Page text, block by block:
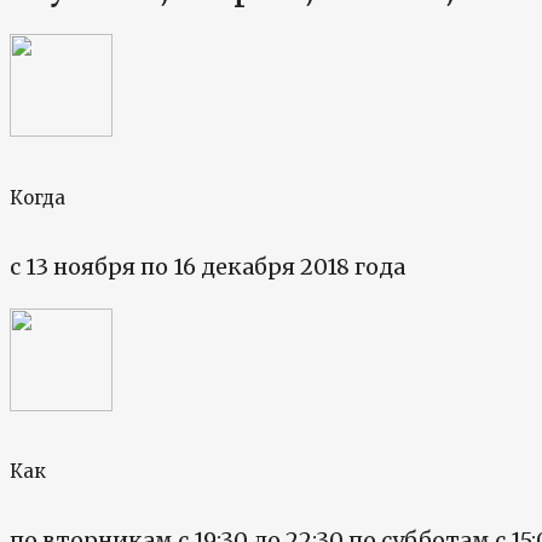
Когда
с 13 ноября по 16 декабря 2018 года
Как